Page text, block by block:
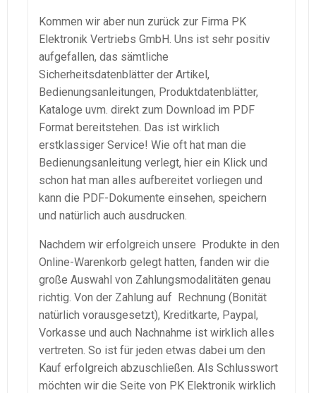
Kommen wir aber nun zurück zur Firma PK
Elektronik Vertriebs GmbH. Uns ist sehr positiv
aufgefallen, das sämtliche
Sicherheitsdatenblätter der Artikel,
Bedienungsanleitungen, Produktdatenblätter,
Kataloge uvm. direkt zum Download im PDF
Format bereitstehen. Das ist wirklich
erstklassiger Service! Wie oft hat man die
Bedienungsanleitung verlegt, hier ein Klick und
schon hat man alles aufbereitet vorliegen und
kann die PDF-Dokumente einsehen, speichern
und natürlich auch ausdrucken.
Nachdem wir erfolgreich unsere Produkte in den
Online-Warenkorb gelegt hatten, fanden wir die
große Auswahl von Zahlungsmodalitäten genau
richtig. Von der Zahlung auf Rechnung (Bonität
natürlich vorausgesetzt), Kreditkarte, Paypal,
Vorkasse und auch Nachnahme ist wirklich alles
vertreten. So ist für jeden etwas dabei um den
Kauf erfolgreich abzuschließen. Als Schlusswort
möchten wir die Seite von PK Elektronik wirklich